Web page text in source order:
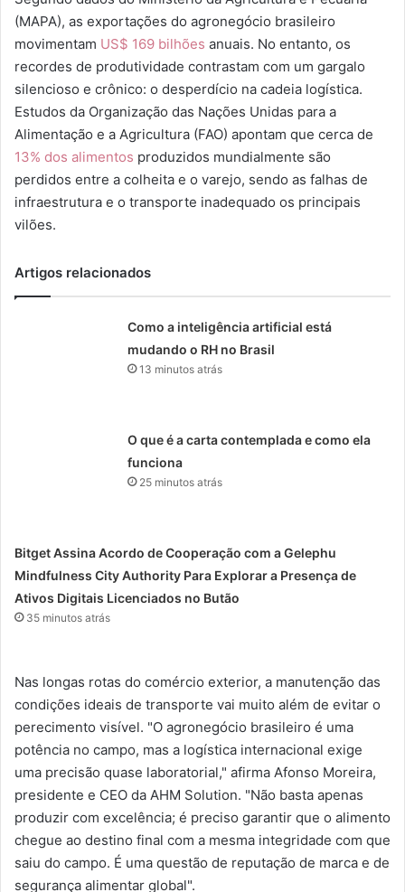
(MAPA), as exportações do agronegócio brasileiro
movimentam US$ 169 bilhões anuais. No entanto, os
recordes de produtividade contrastam com um gargalo
silencioso e crônico: o desperdício na cadeia logística.
Estudos da Organização das Nações Unidas para a
Alimentação e a Agricultura (FAO) apontam que cerca de
13% dos alimentos produzidos mundialmente são
perdidos entre a colheita e o varejo, sendo as falhas de
infraestrutura e o transporte inadequado os principais
vilões.
Artigos relacionados
Como a inteligência artificial está
mudando o RH no Brasil
13 minutos atrás
O que é a carta contemplada e como ela
funciona
25 minutos atrás
Bitget Assina Acordo de Cooperação com a Gelephu
Mindfulness City Authority Para Explorar a Presença de
Ativos Digitais Licenciados no Butão
35 minutos atrás
Nas longas rotas do comércio exterior, a manutenção das
condições ideais de transporte vai muito além de evitar o
perecimento visível. "O agronegócio brasileiro é uma
potência no campo, mas a logística internacional exige
uma precisão quase laboratorial," afirma Afonso Moreira,
presidente e CEO da AHM Solution. "Não basta apenas
produzir com excelência; é preciso garantir que o alimento
chegue ao destino final com a mesma integridade com que
saiu do campo. É uma questão de reputação de marca e de
segurança alimentar global".